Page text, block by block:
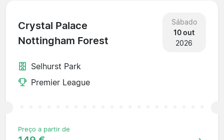
Crystal Palace
Nottingham Forest
Sábado
10 out
2026
Selhurst Park
Premier League
Preço a partir de